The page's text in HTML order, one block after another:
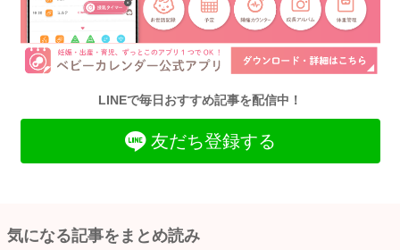
LINEで毎日おすすめ記事を配信中！
友だち登録する
気になる記事をまとめ読み